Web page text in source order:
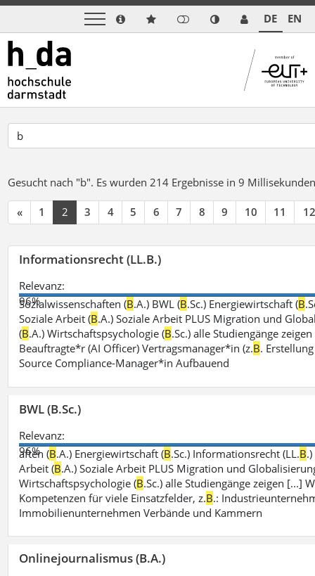
DE EN
Gesucht nach "b". Es wurden 214 Ergebnisse in 9
« 1 2 3 4 5 6 7 8 9 10 11 12
Informationsrecht (LL.B.)
Relevanz:
96%
Sozialwissenschaften (B.A.) BWL (B.Sc.) Energiewirtschaft (B
Soziale Arbeit (B.A.) Soziale Arbeit PLUS Migration und
(B.A.) Wirtschaftspsychologie (B.Sc.) alle Studiengänge
Beauftragte*r (AI Officer) Vertragsmanager*in (z.B.
Source Compliance-Manager*in Aufbauend
BWL (B.Sc.)
Relevanz:
96%
aften (B.A.) Energiewirtschaft (B.Sc.) Informationsrecht (LL.B
Arbeit (B.A.) Soziale Arbeit PLUS Migration und
Wirtschaftspsychologie (B.Sc.) alle Studiengänge zeigen [...]
Kompetenzen für viele Einsatzfelder, z.B.:
Immobilienunternehmen Verbände und Kammern
Onlinejournalismus (B.A.)